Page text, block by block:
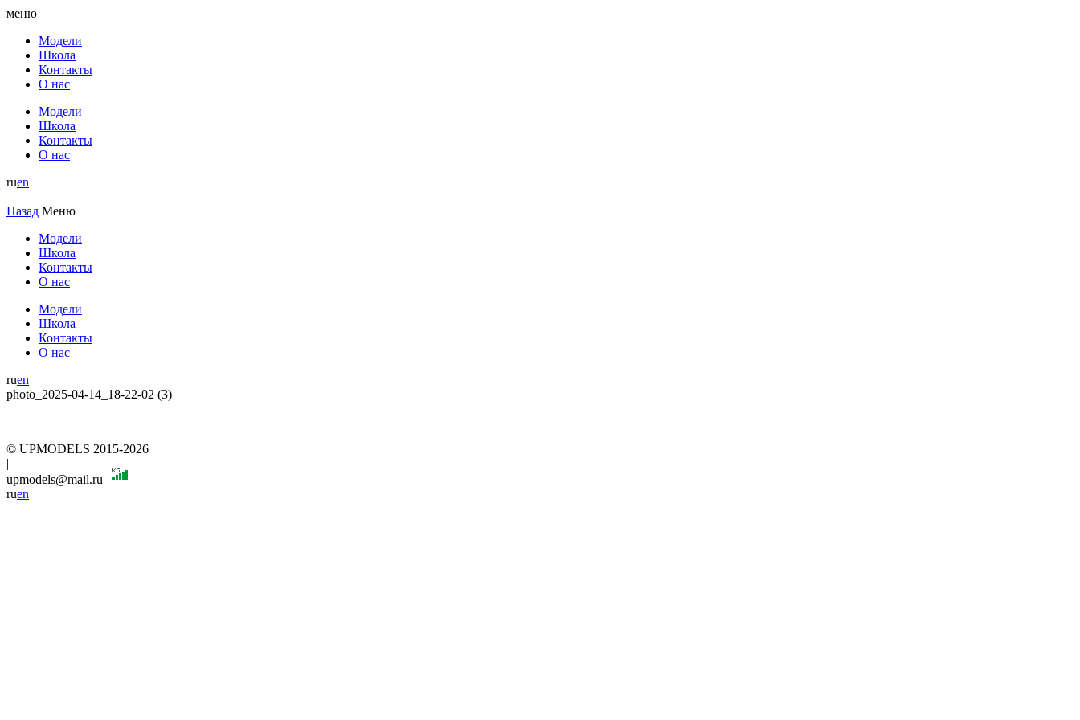
меню
Модели
Школа
Контакты
О нас
Модели
Школа
Контакты
О нас
ruen
Назад Меню
Модели
Школа
Контакты
О нас
Модели
Школа
Контакты
О нас
ruen
photo_2025-04-14_18-22-02 (3)
© UPMODELS 2015-2026
|
upmodels@mail.ru
ruen